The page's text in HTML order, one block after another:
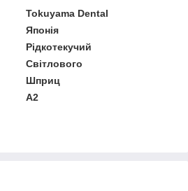
Tokuyama Dental
Японія
Рідкотекучий
Світлового
Шприц
A2